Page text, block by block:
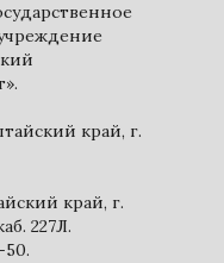
край, г.
край, г.
227Л.
50.